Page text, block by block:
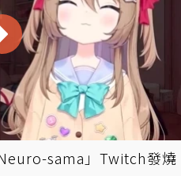
sama」Twitch發燒